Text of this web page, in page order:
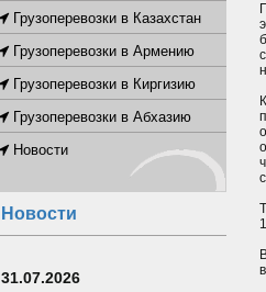
Грузоперевозки в Казахстан
Грузоперевозки в Армению
Грузоперевозки в Киргизию
Грузоперевозки в Абхазию
Новости
Новости
31.07.2026